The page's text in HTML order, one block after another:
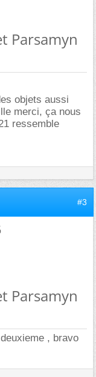
Parsamyn
objets aussi
merci, ça nous
ressemble
#3
Parsamyn
, bravo